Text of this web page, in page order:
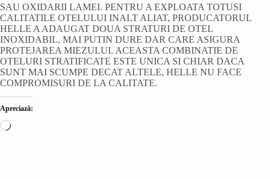
SAU OXIDARII LAMEI. PENTRU A EXPLOATA TOTUSI
CALITATILE OTELULUI INALT ALIAT, PRODUCATORUL
HELLE A ADAUGAT DOUA STRATURI DE OTEL
INOXIDABIL, MAI PUTIN DURE DAR CARE ASIGURA
PROTEJAREA MIEZULUI. ACEASTA COMBINATIE DE
OTELURI STRATIFICATE ESTE UNICA SI CHIAR DACA
SUNT MAI SCUMPE DECAT ALTELE, HELLE NU FACE
COMPROMISURI DE LA CALITATE.
Apreciază:
Încarc...